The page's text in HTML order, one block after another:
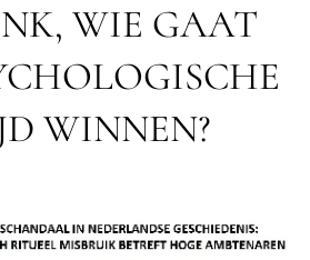
WIE GAAT
WINNEN?